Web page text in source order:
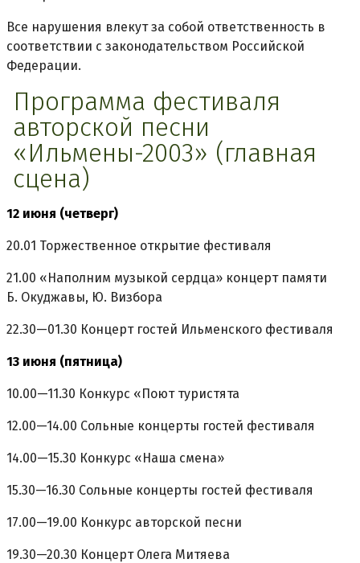
Все нарушения влекут за собой ответственность в
соответствии с законодательством Российской
Федерации.
Программа фестиваля
авторской песни
«Ильмены-2003» (главная
сцена)
12 июня (четверг)
20.01 Торжественное открытие фестиваля
21.00 «Наполним музыкой сердца» концерт памяти
Б. Окуджавы, Ю. Визбора
22.30—01.30 Концерт гостей Ильменского фестиваля
13 июня (пятница)
10.00—11.30 Конкурс «Поют туристята
12.00—14.00 Сольные концерты гостей фестиваля
14.00—15.30 Конкурс «Наша смена»
15.30—16.30 Сольные концерты гостей фестиваля
17.00—19.00 Конкурс авторской песни
19.30—20.30 Концерт Олега Митяева